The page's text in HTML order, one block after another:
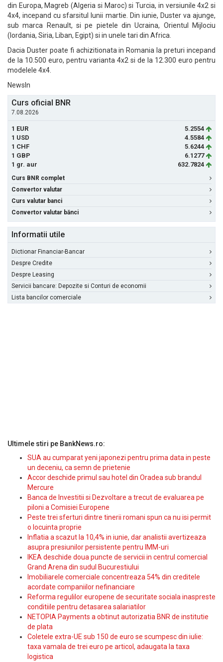
din Europa, Magreb (Algeria si Maroc) si Turcia, in versiunile 4x2 si
4x4, incepand cu sfarsitul lunii martie. Din iunie, Duster va ajunge,
sub marca Renault, si pe pietele din Ucraina, Orientul Mijlociu
(Iordania, Siria, Liban, Egipt) si in unele tari din Africa.
Dacia Duster poate fi achizitionata in Romania la preturi incepand
de la 10.500 euro, pentru varianta 4x2 si de la 12.300 euro pentru
modelele 4x4.
NewsIn
Curs oficial BNR
7.08.2026
1 EUR
5.2554
1 USD
4.5584
1 CHF
5.6244
1 GBP
6.1277
1 gr. aur
632.7824
Curs BNR complet
Convertor valutar
Curs valutar banci
Convertor valutar bănci
Informatii utile
Dictionar Financiar-Bancar
Despre Credite
Despre Leasing
Servicii bancare: Depozite si Conturi de economii
Lista bancilor comerciale
Ultimele stiri pe BankNews.ro:
SUA au cumparat yeni japonezi pentru prima data in peste
un deceniu, ca semn de prietenie
Accor deschide primul sau hotel din Oradea sub brandul
Mercure
Banca de Investitii si Dezvoltare a trecut de evaluarea pe
piloni a Comisiei Europene
Peste trei sferturi dintre tinerii romani spun ca nu isi permit
o locuinta proprie
Inflatia a scazut la 10,4% in iunie, dar analistii avertizeaza
asupra presiunilor persistente pentru IMM-uri
IKEA deschide doua puncte de servicii in centrul comercial
Grand Arena din sudul Bucurestiului
Imobiliarele comerciale concentreaza 54% din creditele
acordate companiilor nefinanciare
Reforma regulilor europene de securitate sociala inaspreste
conditiile pentru detasarea salariatilor
NETOPIA Payments a obtinut autorizatia BNR de institutie
de plata
Coletele extra-UE sub 150 de euro se scumpesc din iulie:
taxa vamala de trei euro pe articol, adaugata la taxa
logistica